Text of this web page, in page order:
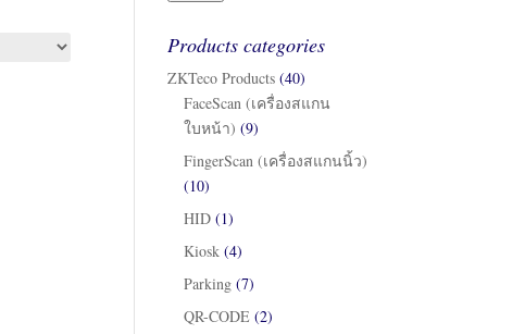
Products categories
ZKTeco Products (40)
FaceScan (เครื่องสแกน
ใบหน้า) (9)
FingerScan (เครื่องสแกนนิ้ว)
(10)
HID (1)
Kiosk (4)
Parking (7)
QR-CODE (2)